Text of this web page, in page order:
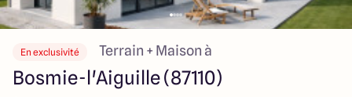
Qui sommes-nous
En exclusivité Terrain + Maison à
Bosmie-l'Aiguille (87110)